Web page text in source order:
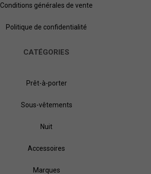
Conditions générales de vente
Politique de confidentialité
CATÉGORIES
Prêt-à-porter
Sous-vêtements
Nuit
Accessoires
Marques